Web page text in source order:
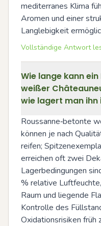
mediterranes Klima
Aromen und einer
Langlebigkeit
Vollständige Antwort
Wie lange kann
weißer
wie lagert man ihn
Roussanne‑betonte
können je nach
reifen;
erreichen oft zwei
Lagerbedingungen
% relative
Raum und liegende
Kontrolle des
Oxidationsrisiken früh